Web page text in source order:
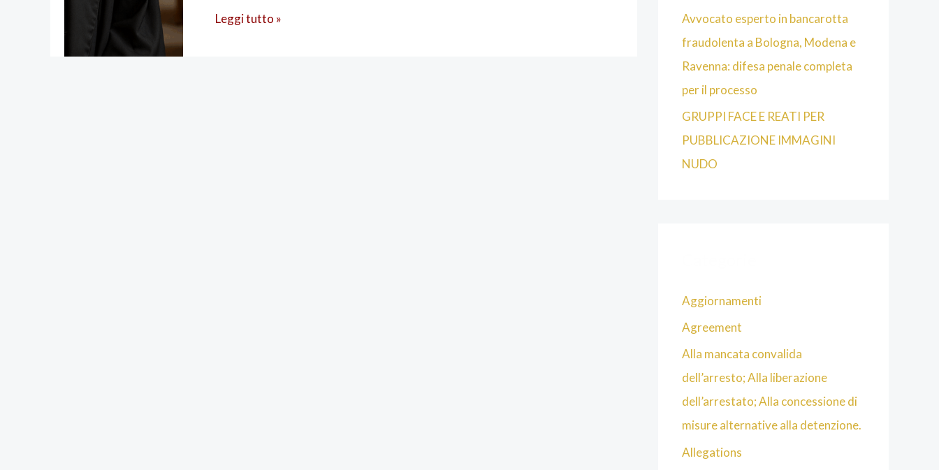
e
Leggi tutto »
Avvocato esperto in bancarotta
fraudolenta a Bologna, Modena e
Ravenna: difesa penale completa
per il processo
GRUPPI FACE E REATI PER
PUBBLICAZIONE IMMAGINI
NUDO
Aggiornamenti
Agreement
Alla mancata convalida
dell’arresto; Alla liberazione
dell’arrestato; Alla concessione di
misure alternative alla detenzione.
Allegations